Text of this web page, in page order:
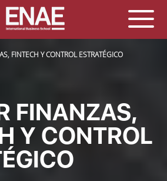
FINTECH Y CONTROL ESTRATÉGICO
FINANZAS,
Y CONTROL